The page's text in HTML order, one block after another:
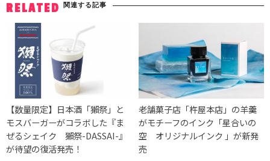
RELATED 関連する記事
【数量限定】日本酒「獺祭」と
モスバーガーがコラボした『ま
ぜるシェイク 獺祭-DASSAI-』
が待望の復活発売！
老舗菓子店「杵屋本店」の羊羹
がモチーフのインク「星合いの
空 オリジナルインク 」が新発
売